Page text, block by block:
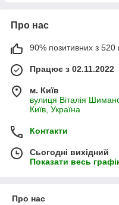
Про нас
90% позитивних з 520
Працює з 02.11.2022
м. Київ
вулиця Віталія
Київ, Україна
Контакти
Сьогодні вихідний
Показати весь
Про нас